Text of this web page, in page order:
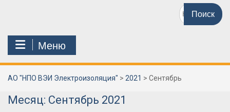
Поиск
по:
Меню
АО "НПО ВЭИ Электроизоляция" > 2021 > Сентябрь
Месяц: Сентябрь 2021